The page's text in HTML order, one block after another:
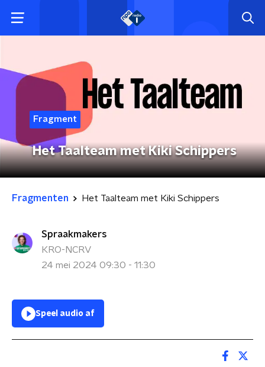
Fragment
Het Taalteam met Kiki Schippers
Fragmenten Het Taalteam met Kiki Schippers
Spraakmakers
KRO-NCRV
24 mei 2024 09:30 - 11:30
Speel audio af